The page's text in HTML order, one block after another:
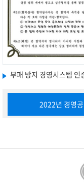
부패 방지 경영시스템 인
2022년 경영